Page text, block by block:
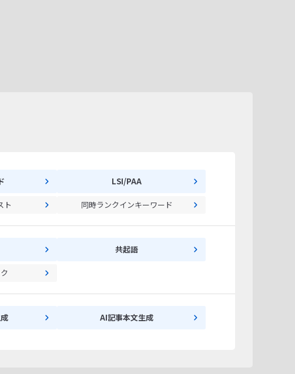
LSI/PAA
ト 同時ランクインキーワード
共起語
AI記事本文生成